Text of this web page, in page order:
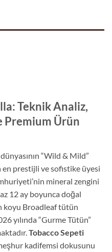
Teknik Analiz,
Premium Ürün
“Wild & Mild”
en prestijli ve sofistike üyesi
mineral zengini
12 ay boyunca doğal
koyu Broadleaf tütün
yılında “Gurme Tütün”
Tobacco Sepeti
kadifemsi dokusunu